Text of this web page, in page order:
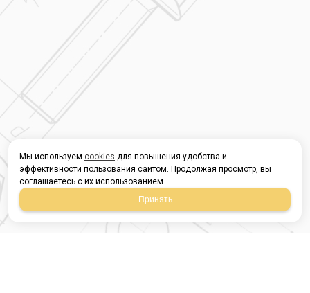
Мы используем cookies для повышения удобства и
эффективности пользования сайтом. Продолжая просмотр, вы
соглашаетесь с их использованием.
Принять